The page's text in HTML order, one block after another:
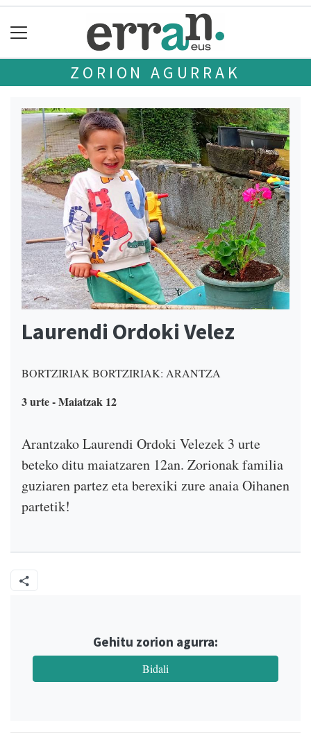
ZORION AGURRAK
Laurendi Ordoki Velez
BORTZIRIAK BORTZIRIAK: ARANTZA
3 urte - Maiatzak 12
Arantzako Laurendi Ordoki Velezek 3 urte
beteko ditu maiatzaren 12an. Zorionak familia
guziaren partez eta berexiki zure anaia Oihanen
partetik!
Gehitu zorion agurra:
Bidali